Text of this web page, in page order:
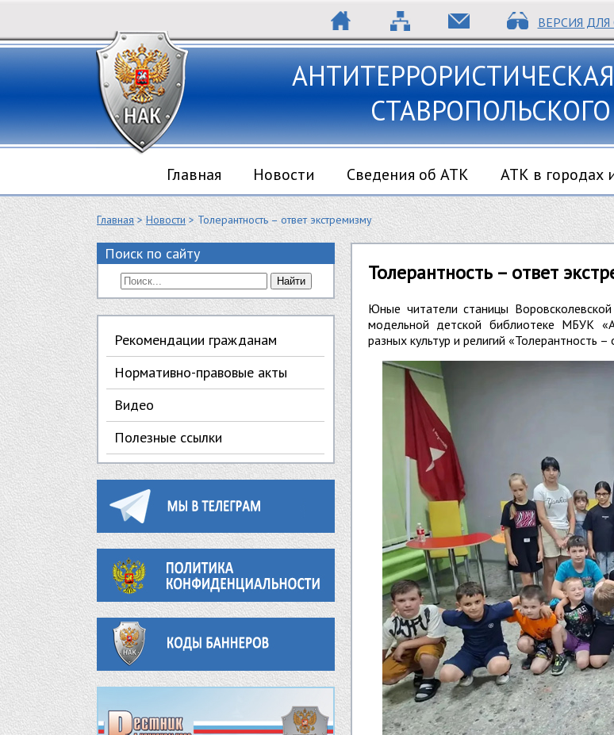
ВЕРСИЯ
Главная Новости Сведения об АТК АТК в городах
Главная>Новости> Толерантность – ответ экстремизму
Поиск по сайту
Найти
Рекомендации гражданам
Нормативно-правовые акты
Видео
Полезные ссылки
Толерантность – ответ
Юные читатели станицы
модельной детской библиотеке МБУК
разных культур и религий «Толерантность –